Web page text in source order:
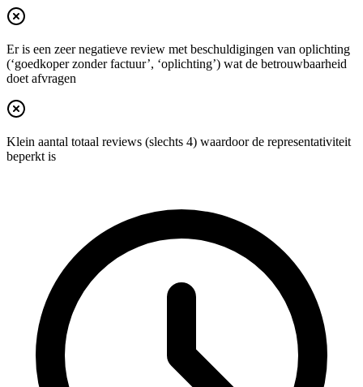
Er is een zeer negatieve review met beschuldigingen van oplichting
(‘goedkoper zonder factuur’, ‘oplichting’) wat de betrouwbaarheid
doet afvragen
Klein aantal totaal reviews (slechts 4) waardoor de representativiteit
beperkt is